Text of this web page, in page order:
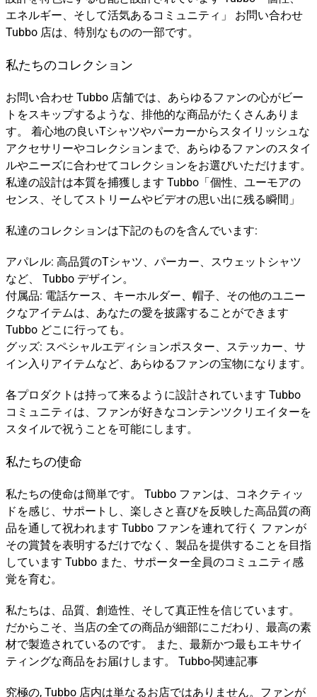
エネルギー、そして活気あるコミュニティ」 お問い合わせ
Tubbo 店は、特別なものの一部です。
私たちのコレクション
お問い合わせ Tubbo 店舗では、あらゆるファンの心がビー
トをスキップするような、排他的な商品がたくさんありま
す。 着心地の良いTシャツやパーカーからスタイリッシュな
アクセサリーやコレクションまで、あらゆるファンのスタイ
ルやニーズに合わせてコレクションをお選びいただけます。
私達の設計は本質を捕獲します Tubbo「個性、ユーモアの
センス、そしてストリームやビデオの思い出に残る瞬間」
私達のコレクションは下記のものを含んでいます:
アパレル: 高品質のTシャツ、パーカー、スウェットシャツ
など、 Tubbo デザイン。
付属品: 電話ケース、キーホルダー、帽子、その他のユニー
クなアイテムは、あなたの愛を披露することができます
Tubbo どこに行っても。
グッズ: スペシャルエディションポスター、ステッカー、サ
イン入りアイテムなど、あらゆるファンの宝物になります。
各プロダクトは持って来るように設計されています Tubbo
コミュニティは、ファンが好きなコンテンツクリエイターを
スタイルで祝うことを可能にします。
私たちの使命
私たちの使命は簡単です。 Tubbo ファンは、コネクティッ
ドを感じ、サポートし、楽しさと喜びを反映した高品質の商
品を通して祝われます Tubbo ファンを連れて行く ファンが
その賞賛を表明するだけでなく、製品を提供することを目指
しています Tubbo また、サポーター全員のコミュニティ感
覚を育む。
私たちは、品質、創造性、そして真正性を信じています。
だからこそ、当店の全ての商品が細部にこだわり、最高の素
材で製造されているのです。 また、最新かつ最もエキサイ
ティングな商品をお届けします。 Tubbo-関連記事
究極の, Tubbo 店内は単なるお店ではありません。ファンが